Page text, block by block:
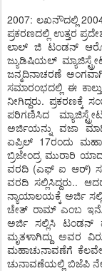
2007: ಲಖನೌದಲ್ಲಿ
ಪ್ರಕರಣದಲ್ಲಿ ಉತ್ತರ
ಲಾಲ್ ಜಿ ಟಂಡನ್
ಜ್ಯುಡಿಷಿಯಲ್
ಜನ್ಮದಿನಾಚರಣೆ
ಸಮಾರಂಭದಲ್ಲಿ ಈ
ನೀಗಿದ್ದರು.
ಪರಿಗಣಿಸಿದ
ಅರ್ಜಿಯನ್ನು ವಜಾ
ಏಪ್ರಿಲ್ 17ರಂದು
ಬ್ರಿಜೇಂದ್ರ ಮುರಾರಿ
ವರದಿ (ಎಫ್ ಐ ಆರ್)
ವರದಿ ಸಲ್ಲಿಸಿದ್ದರು..
ನ್ಯಾಯಾಲಯಕ್ಕೆ ಅರ್ಜಿ
ಚೇತ್ ರಾಮ್ ಎಂಬ
ಅರ್ಜಿ ಸಲ್ಲಿಸಿ ಟಂಡನ್
ಮೃತಳಾಗಿದ್ದು ಅವರ
ಮಹಾಚುನಾವಣೆಗೆ
ಚುನಾವಣೆಯಲ್ಲಿ ಬಿಜೆಪಿ